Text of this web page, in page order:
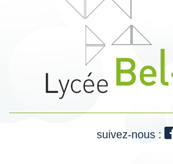
suivez-nous :